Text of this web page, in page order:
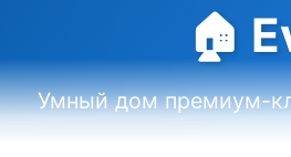
🏠
Умный дом премиум-